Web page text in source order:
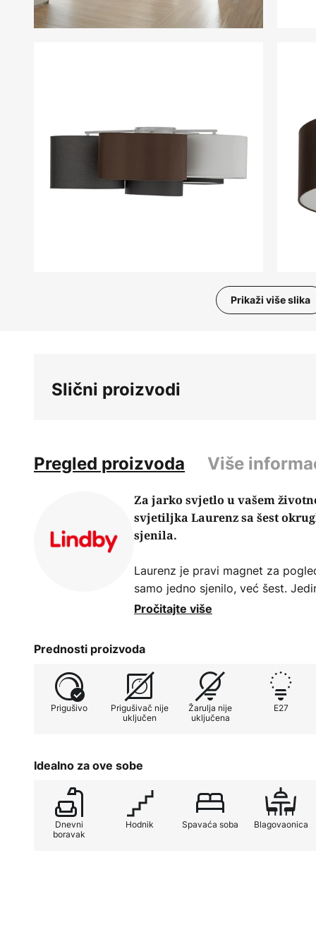
Prikaži više slika
Slični proizvodi
Pregled proizvoda Više
Za jarko svjetlo u vašem
svjetiljka Laurenz sa šest
sjenila.
Laurenz je pravi magnet za
samo jedno sjenilo, već šest.
dizajnirana u različitim bojama i
smeđoj boji. To stvara
vrlo popularni u uređenju
ugodnu atmosferu i imaju
sjenilo završeno je bijelim
svjetlost iz E27 žarulja mekana i
Pročitajte više
Prednosti proizvoda
Prigušivo
Prigušivač nije
uključen
Žarulja nije
uključena
E27
Idealno za ove sobe
Dnevni
boravak
Hodnik Spavaća soba Blagovaonica